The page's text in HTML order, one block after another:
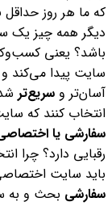
که ما هر روز حداقل
دیگر همه چیز یک
باشد؟ یعنی
سایت پیدا می‌کند
آسان‌تر و سریع‌تر
انتخاب کنند که
سفارشی یا
رقبایی دارد؟ چرا
باید سایت
سفارشی بحث و به